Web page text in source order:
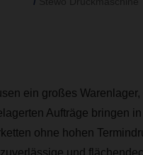
ein großes
Aufträge bringen
ohne hohen
und